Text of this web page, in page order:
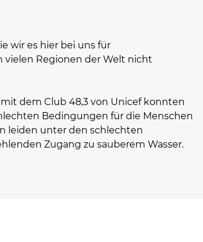
wir es hier bei uns für
vielen Regionen der Welt nicht
dem Club 48,3 von Unicef konnten
Bedingungen für die Menschen
leiden unter den schlechten
Zugang zu sauberem Wasser.